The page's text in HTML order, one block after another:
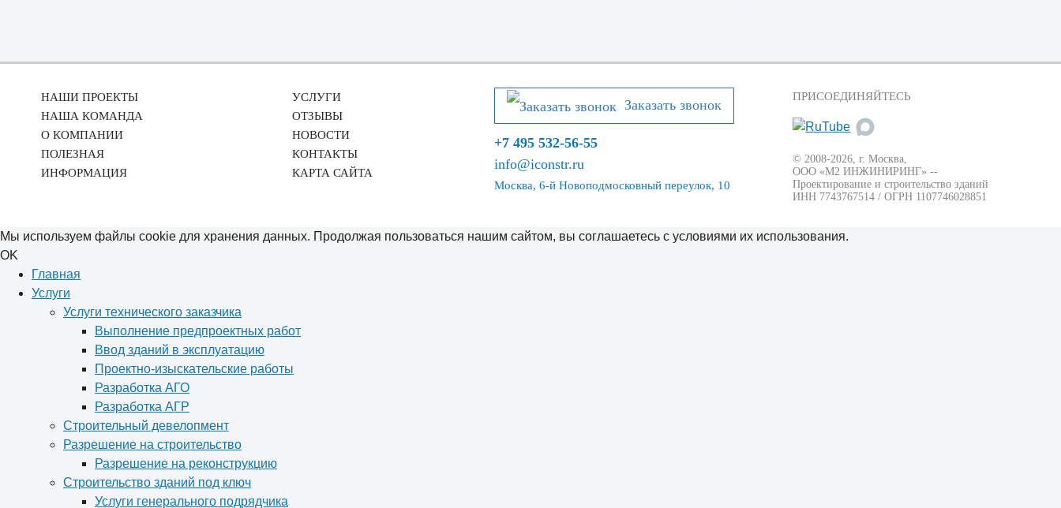
НАШИ ПРОЕКТЫ
НАША КОМАНДА
О КОМПАНИИ
ПОЛЕЗНАЯ
ИНФОРМАЦИЯ
УСЛУГИ
ОТЗЫВЫ
НОВОСТИ
КОНТАКТЫ
КАРТА САЙТА
Заказать звонок
+7 495 532-56-55
info@iconstr.ru
Москва, 6-й Новоподмосковный переулок, 10
ПРИСОЕДИНЯЙТЕСЬ
© 2008-2026, г. Москва,
ООО «М2 ИНЖИНИРИНГ» --
Проектирование и строительство зданий
ИНН 7743767514 / ОГРН 1107746028851
Мы используем файлы cookie для хранения данных. Продолжая пользоваться нашим сайтом, вы соглашаетесь с условиями их использования.
OK
Главная
Услуги
Услуги технического заказчика
Выполнение предпроектных работ
Ввод зданий в эксплуатацию
Проектно-изыскательские работы
Разработка АГО
Разработка АГР
Строительный девелопмент
Разрешение на строительство
Разрешение на реконструкцию
Строительство зданий под ключ
Услуги генерального подрядчика